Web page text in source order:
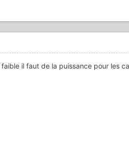
il faut de la puissance pour les